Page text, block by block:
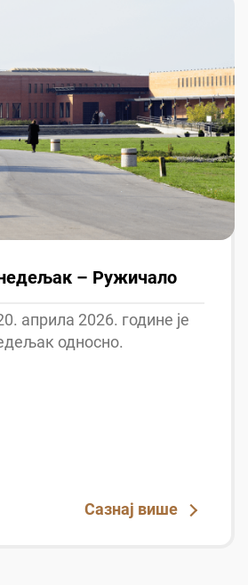
– Ружичало
априла 2026. године је
односно.
Сазнај више